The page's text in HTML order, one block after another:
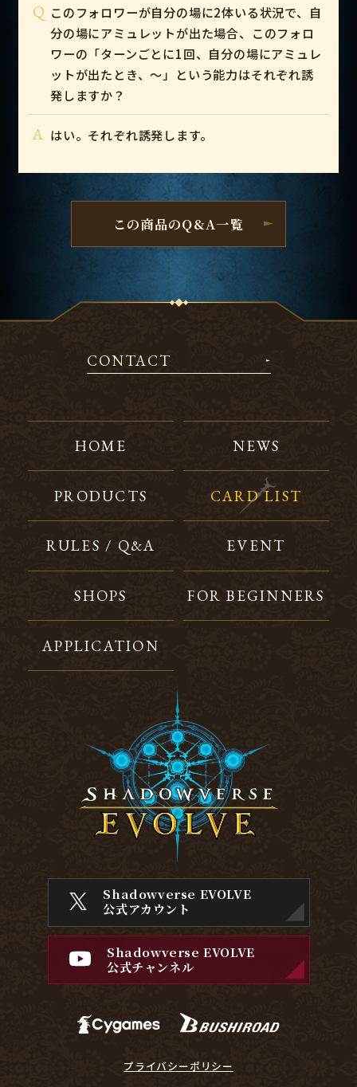
Q このフォロワーが自分の場に2体いる状況で、自
分の場にアミュレットが出た場合、このフォロ
ワーの「ターンごとに1回、自分の場にアミュレ
ットが出たとき、～」という能力はそれぞれ誘
発しますか？
A はい。それぞれ誘発します。
この商品のQ&A一覧
CONTACT
HOME NEWS
PRODUCTS CARD LIST
RULES / Q&A EVENT
SHOPS FOR BEGINNERS
APPLICATION
Shadowverse EVOLVE
公式アカウント
Shadowverse EVOLVE
公式チャンネル
プライバシーポリシー